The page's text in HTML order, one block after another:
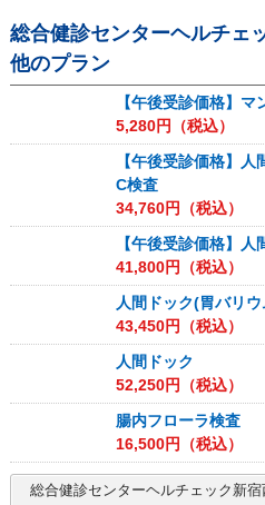
総合健診センターヘルチェ
他のプラン
【午後受診価格】
5,280円（税込）
【午後受診価格】
C検査
34,760円（税込）
【午後受診価格】人
41,800円（税込）
人間ドック(胃バリ
43,450円（税込）
人間ドック
52,250円（税込）
腸内フローラ検査
16,500円（税込）
総合健診センターヘルチェック新